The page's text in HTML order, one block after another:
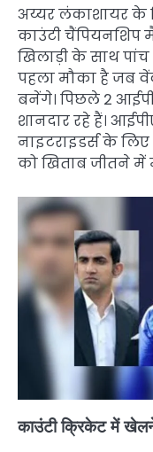
अय्यर लंकाशायर के
काउंटी चैंपियनशिप
खिलाड़ी के साथ
पहला मौका है जब
बनेंगे। पिछले 2
शानदार रहे हैं।
नाइटराइडर्स के
को खिताब जीतने में
काउंटी क्रिकेट में